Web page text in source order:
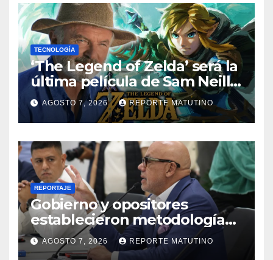
TECNOLOGÍA
‘The Legend of Zelda’ será la
última película de Sam Neill…
que ya tiene villano
confirmado
AGOSTO 7, 2026 REPORTE MATUTINO
REPORTAJE
Gobierno y opositores
establecieron metodología
para el proceso de diálogo en
Venezuela
AGOSTO 7, 2026 REPORTE MATUTINO